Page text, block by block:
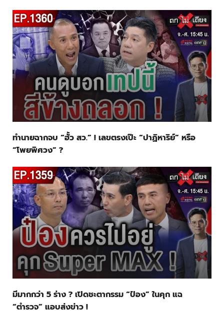
ทำนายฉากจบ “ฮั้ว สว.” ! เลขตรงเป๊ะ “ปาฏิหาริย์” หรือ
“โพยพิศวง” ?
มีมากกว่า 5 ร่าง ? เปิดชะตากรรม “ป๋อง” ในคุก แฉ
“ตำรวจ” แอบส่งข่าว !